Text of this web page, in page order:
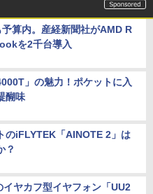
算内。産経新聞社がAMD R
を2千台導入
」の魅力！ポケットに入
醐味
のiFLYTEK「AINOTE 2」は
？
イヤカフ型イヤフォン「UU2